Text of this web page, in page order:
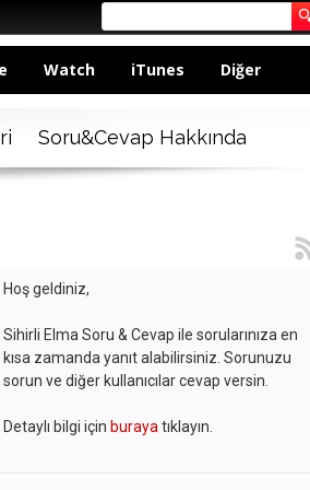
Watch iTunes Diğer
Soru&Cevap Hakkında
Hoş geldiniz,
Sihirli Elma Soru & Cevap ile sorularınıza en
kısa zamanda yanıt alabilirsiniz. Sorunuzu
sorun ve diğer kullanıcılar cevap versin.
Detaylı bilgi için buraya tıklayın.